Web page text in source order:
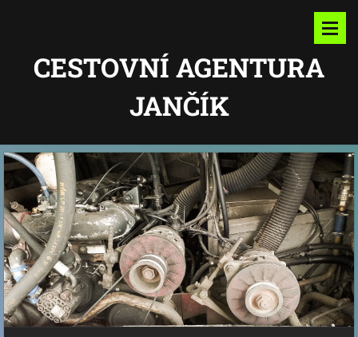
CESTOVNÍ AGENTURA
JANČÍK